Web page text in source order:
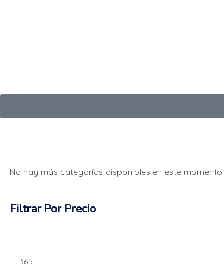
No hay más categorías disponibles en este momento.
Filtrar Por Precio